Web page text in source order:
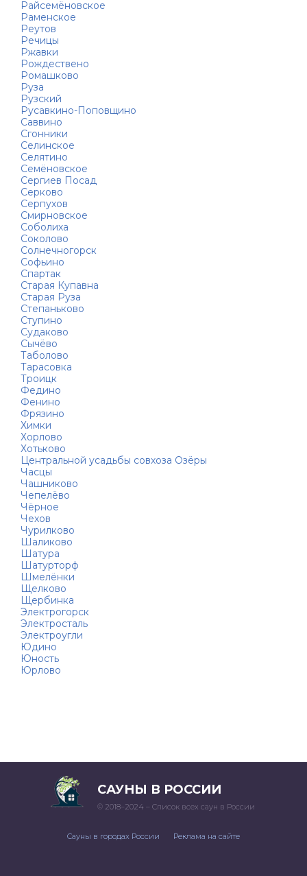
Райсемёновское
Раменское
Реутов
Речицы
Ржавки
Рождествено
Ромашково
Руза
Рузский
Русавкино-Поповщино
Саввино
Сгонники
Селинское
Селятино
Семёновское
Сергиев Посад
Серково
Серпухов
Смирновское
Соболиха
Соколово
Солнечногорск
Софьино
Спартак
Старая Купавна
Старая Руза
Степаньково
Ступино
Судаково
Сычёво
Таболово
Тарасовка
Троицк
Федино
Фенино
Фрязино
Химки
Хорлово
Хотьково
Центральной усадьбы совхоза Озёры
Часцы
Чашниково
Чепелёво
Чёрное
Чехов
Чурилково
Шаликово
Шатура
Шатурторф
Шмелёнки
Щелково
Щербинка
Электрогорск
Электросталь
Электроугли
Юдино
Юность
Юрлово
САУНЫ В РОССИИ
© 2018–2024 – Список всех саун в России
Сауны в городах России Реклама на сайте